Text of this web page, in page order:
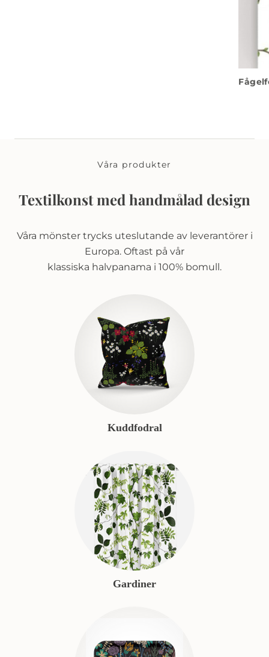
Våra produkter
Textilkonst med handmålad design
Våra mönster trycks uteslutande av leverantörer i
Europa. Oftast på vår
klassiska halvpanama i 100% bomull.
Kuddfodral
Gardiner